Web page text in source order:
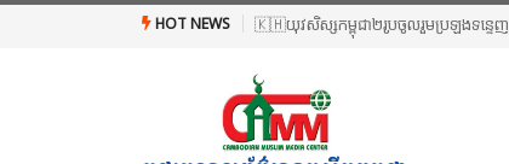
HOT NEWS 🇰🇭យុវសិស្សកម្ពុជា២រូបចូលរួមប្រឡងទន្ទេញ